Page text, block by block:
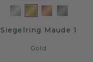
Siegelring Maude 1
Gold